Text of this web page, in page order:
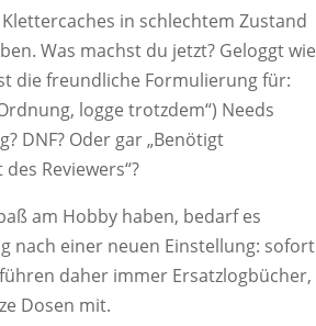
in schlechtem Zustand
Was machst du jetzt? Geloggt wie
die freundliche Formulierung für:
logge trotzdem“) Needs
DNF? Oder gar „Benötigt
Reviewers“?
am Hobby haben, bedarf es
nach einer neuen Einstellung: sofort
daher immer Ersatzlogbücher,
Dosen mit.